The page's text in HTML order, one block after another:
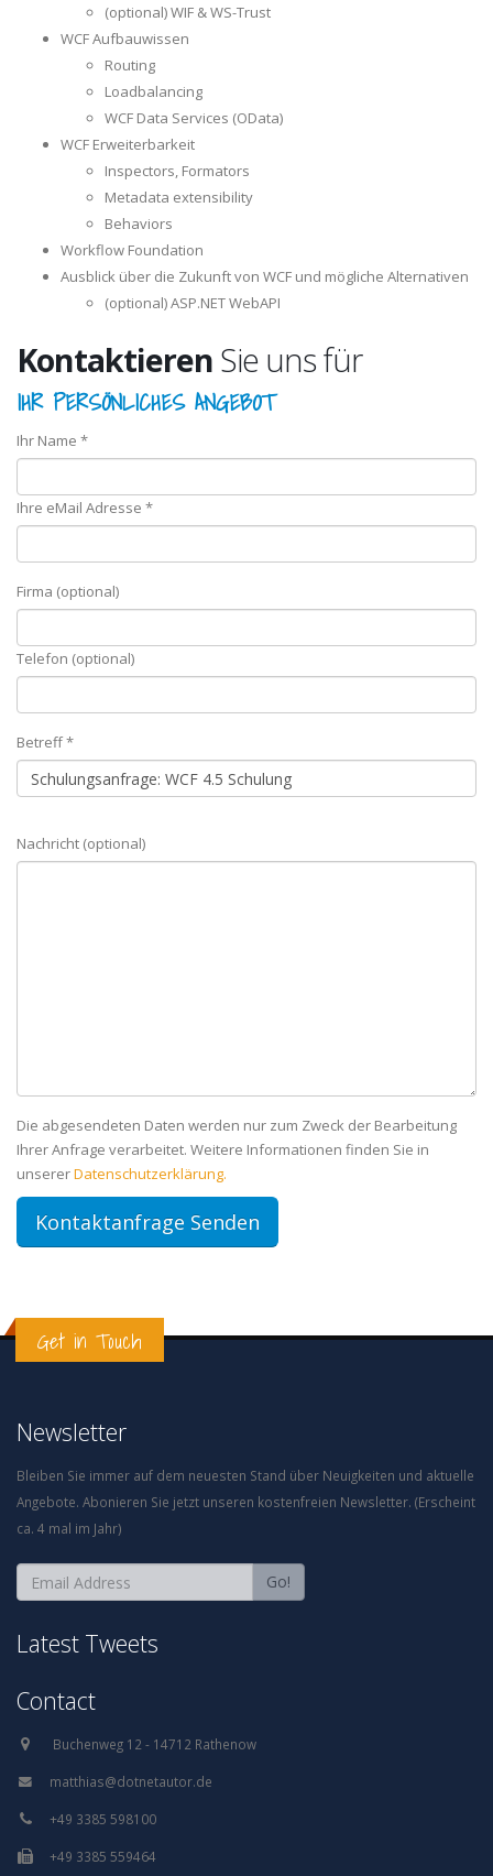
(optional) WIF & WS-Trust
WCF Aufbauwissen
Routing
Loadbalancing
WCF Data Services (OData)
WCF Erweiterbarkeit
Inspectors, Formators
Metadata extensibility
Behaviors
Workflow Foundation
Ausblick über die Zukunft von WCF und mögliche Alternativen
(optional) ASP.NET WebAPI
Kontaktieren Sie uns für
IHR PERSÖNLICHES ANGEBOT
Ihr Name *
Ihre eMail Adresse *
Firma (optional)
Telefon (optional)
Betreff *
Nachricht (optional)
Die abgesendeten Daten werden nur zum Zweck der Bearbeitung
Ihrer Anfrage verarbeitet. Weitere Informationen finden Sie in
unsererDatenschutzerklärung.
Get in Touch
Newsletter
Bleiben Sie immer auf dem neuesten Stand über Neuigkeiten und aktuelle
Angebote. Abonieren Sie jetzt unseren kostenfreien Newsletter. (Erscheint
ca. 4 mal im Jahr)
Go!
Latest Tweets
Contact